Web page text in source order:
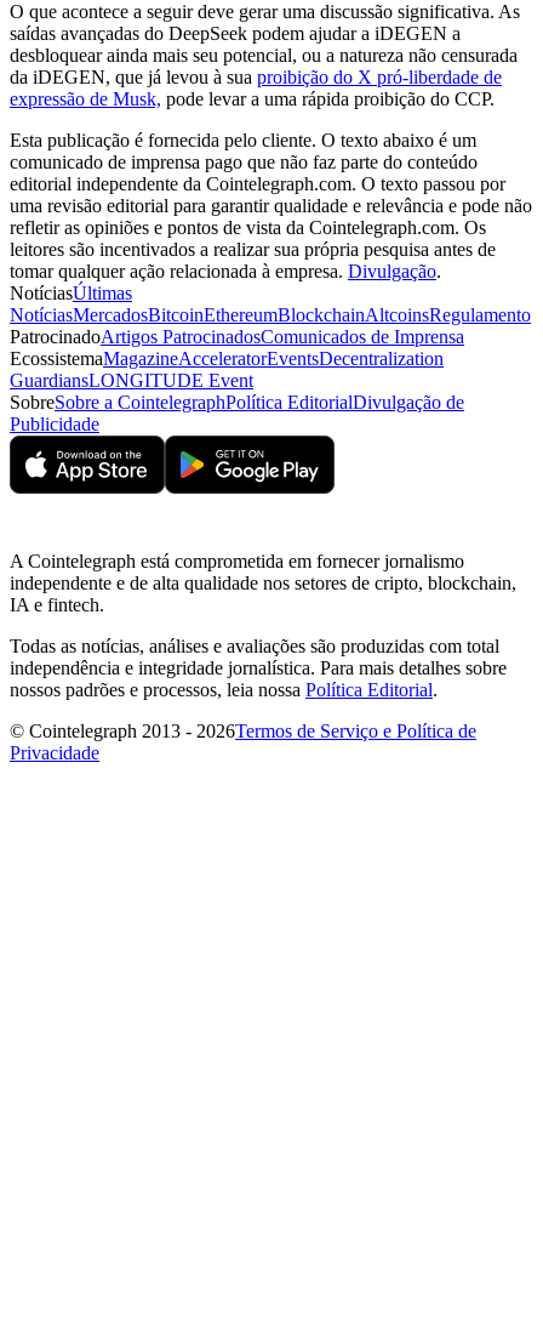
O que acontece a seguir deve gerar uma discussão significativa. As
saídas avançadas do DeepSeek podem ajudar a iDEGEN a
desbloquear ainda mais seu potencial, ou a natureza não censurada
da iDEGEN, que já levou à sua proibição do X pró-liberdade de
expressão de Musk, pode levar a uma rápida proibição do CCP.
Esta publicação é fornecida pelo cliente. O texto abaixo é um
comunicado de imprensa pago que não faz parte do conteúdo
editorial independente da Cointelegraph.com. O texto passou por
uma revisão editorial para garantir qualidade e relevância e pode não
refletir as opiniões e pontos de vista da Cointelegraph.com. Os
leitores são incentivados a realizar sua própria pesquisa antes de
tomar qualquer ação relacionada à empresa. Divulgação.
NotíciasÚltimas
NotíciasMercadosBitcoinEthereumBlockchainAltcoinsRegulamento
PatrocinadoArtigos PatrocinadosComunicados de Imprensa
EcossistemaMagazineAcceleratorEventsDecentralization
GuardiansLONGITUDE Event
SobreSobre a CointelegraphPolítica EditorialDivulgação de
Publicidade
A Cointelegraph está comprometida em fornecer jornalismo
independente e de alta qualidade nos setores de cripto, blockchain,
IA e fintech.
Todas as notícias, análises e avaliações são produzidas com total
independência e integridade jornalística. Para mais detalhes sobre
nossos padrões e processos, leia nossa Política Editorial.
© Cointelegraph 2013 - 2026Termos de Serviço e Política de
Privacidade